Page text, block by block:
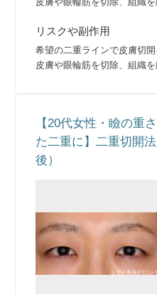
リスクや副作用
希望の二重ラインで皮膚切
皮膚や眼輪筋を切除、組織を
【20代女性・瞼の重
た二重に】二重切開
後）